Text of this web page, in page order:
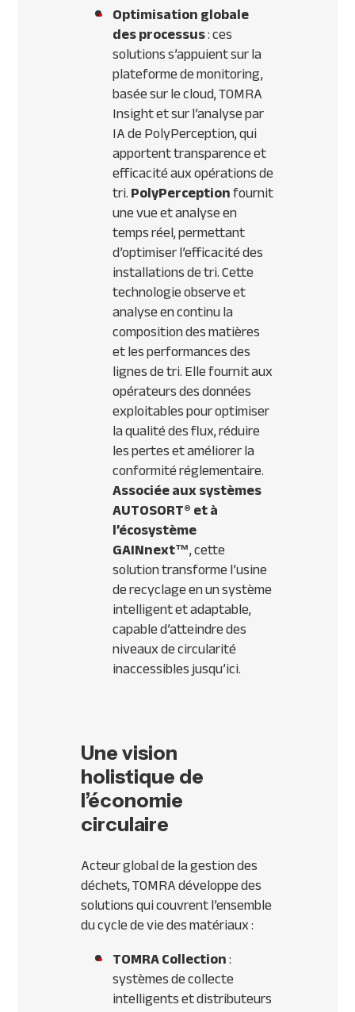
Optimisation globale
des processus: ces
solutions s’appuient sur la
plateforme de monitoring,
basée sur le cloud, TOMRA
Insight et sur l’analyse par
IA de PolyPerception, qui
apportent transparence et
efficacité aux opérations de
tri.PolyPerceptionfournit
une vue et analyse en
temps réel, permettant
d’optimiser l’efficacité des
installations de tri. Cette
technologie observe et
analyse en continu la
composition des matières
et les performances des
lignes de tri. Elle fournit aux
opérateurs des données
exploitables pour optimiser
la qualité des flux, réduire
les pertes et améliorer la
conformité réglementaire.
Associée aux systèmes
AUTOSORT® et à
l’écosystème
GAINnext™, cette
solution transforme l’usine
de recyclage en un système
intelligent et adaptable,
capable d’atteindre des
niveaux de circularité
inaccessibles jusqu’ici.
Une vision
holistique de
l’économie
circulaire
Acteur global de la gestion des
déchets, TOMRA développe des
solutions qui couvrent l’ensemble
du cycle de vie des matériaux :
TOMRA Collection:
systèmes de collecte
intelligents et distributeurs